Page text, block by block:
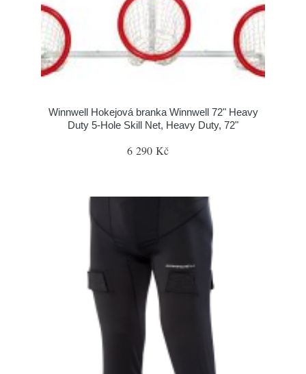
Winnwell Hokejová branka Winnwell 72" Heavy
Duty 5-Hole Skill Net, Heavy Duty, 72"
6 290 Kč